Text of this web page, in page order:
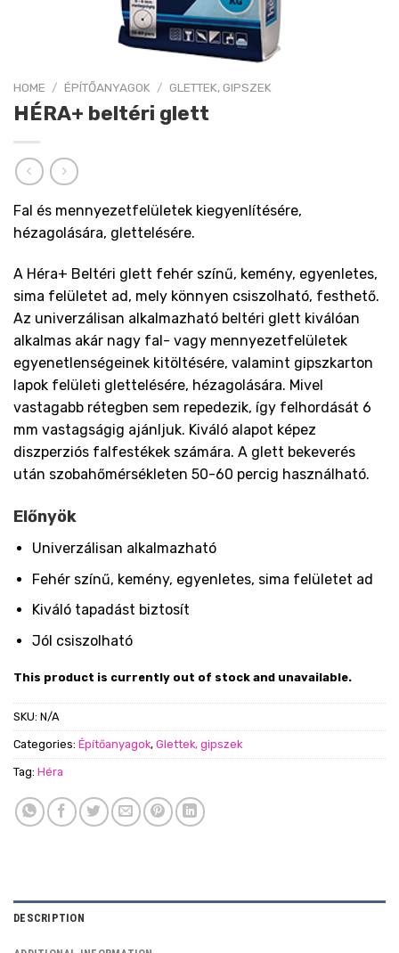
HOME / ÉPÍTŐANYAGOK / GLETTEK, GIPSZEK
HÉRA+ beltéri glett
Fal és mennyezetfelületek kiegyenlítésére,
hézagolására, glettelésére.
A Héra+ Beltéri glett fehér színű, kemény, egyenletes,
sima felületet ad, mely könnyen csiszolható, festhető.
Az univerzálisan alkalmazható beltéri glett kiválóan
alkalmas akár nagy fal- vagy mennyezetfelületek
egyenetlenségeinek kitöltésére, valamint gipszkarton
lapok felületi glettelésére, hézagolására. Mivel
vastagabb rétegben sem repedezik, így felhordását 6
mm vastagságig ajánljuk. Kiváló alapot képez
diszperziós falfestékek számára. A glett bekeverés
után szobahőmérsékleten 50-60 percig használható.
Előnyök
Univerzálisan alkalmazható
Fehér színű, kemény, egyenletes, sima felületet ad
Kiváló tapadást biztosít
Jól csiszolható
This product is currently out of stock and unavailable.
SKU: N/A
Categories: Építőanyagok, Glettek, gipszek
Tag: Héra
DESCRIPTION